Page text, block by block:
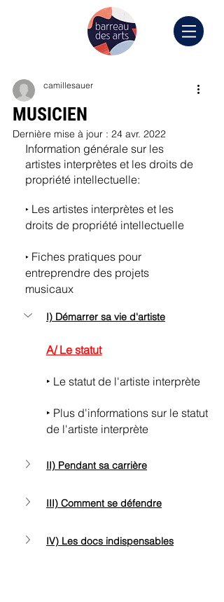
MUSICIEN
camillesauer
Dernière mise à jour : 24 avr. 2022
Information générale sur les
artistes interprètes et les droits de
propriété intellectuelle:
‣ Les artistes interprètes et les
droits de propriété intellectuelle
‣ Fiches pratiques pour
entreprendre des projets
musicaux
I) Démarrer sa vie d'artiste
A/ Le statut
‣ Le statut de l'artiste interprète
‣ Plus d'informations sur le statut
de l'artiste interprète
II) Pendant sa carrière
III) Comment se défendre
IV) Les docs indispensables